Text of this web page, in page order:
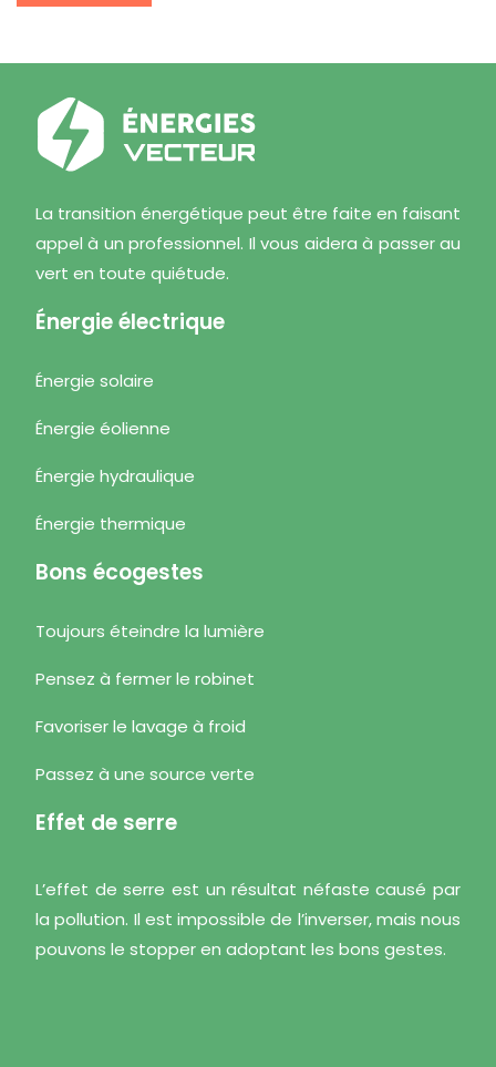
La transition énergétique peut être faite en faisant
appel à un professionnel. Il vous aidera à passer au
vert en toute quiétude.
Énergie électrique
Énergie solaire
Énergie éolienne
Énergie hydraulique
Énergie thermique
Bons écogestes
Toujours éteindre la lumière
Pensez à fermer le robinet
Favoriser le lavage à froid
Passez à une source verte
Effet de serre
L’effet de serre est un résultat néfaste causé par
la pollution. Il est impossible de l’inverser, mais nous
pouvons le stopper en adoptant les bons gestes.